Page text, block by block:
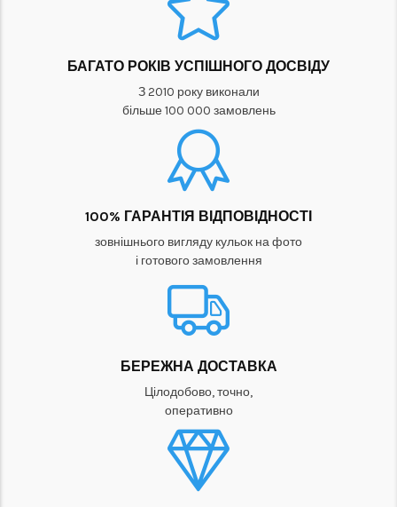
БАГАТО РОКІВ УСПІШНОГО ДОСВІДУ
З 2010 року виконали
більше 100 000 замовлень
100% ГАРАНТІЯ ВІДПОВІДНОСТІ
зовнішнього вигляду кульок на фото
і готового замовлення
БЕРЕЖНА ДОСТАВКА
Цілодобово, точно,
оперативно